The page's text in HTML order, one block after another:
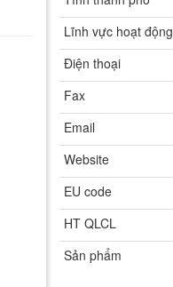
Lĩnh vực hoạt động
Điện thoại
Fax
Email
Website
EU code
HT QLCL
Sản phẩm